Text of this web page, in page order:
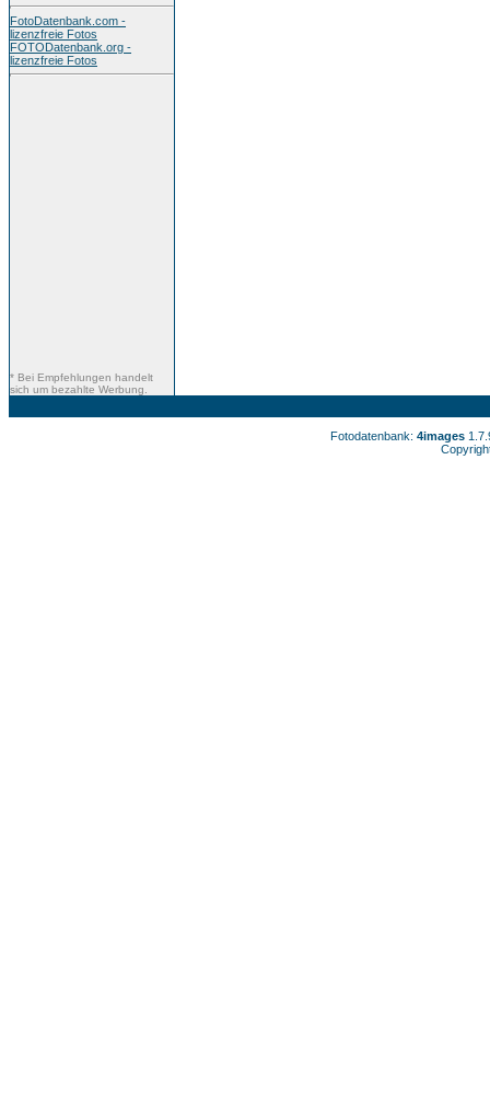
FotoDatenbank.com -
lizenzfreie Fotos
FOTODatenbank.org -
lizenzfreie Fotos
* Bei Empfehlungen handelt
sich um bezahlte Werbung.
Fotodatenbank: 4images